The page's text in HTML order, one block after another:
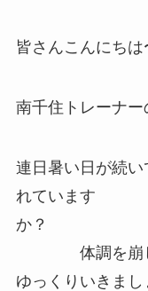
皆さんこんにちは
南千住トレーナ
連日暑い日が続
れています
体調を崩しや
ゆっくりいきまし